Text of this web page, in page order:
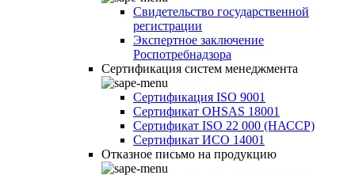
Свидетельство государственной
регистрации
Экспертное заключение
Роспотребнадзора
Сертификация систем менеджмента
Сертификация ISO 9001
Сертификат OHSAS 18001
Сертификат ISO 22 000 (НАССР)
Сертификат ИСО 14001
Отказное письмо на продукцию